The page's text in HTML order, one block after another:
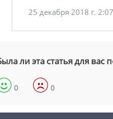
25 декабря 2018 г. 2:07
ли эта статья для вас
0 0